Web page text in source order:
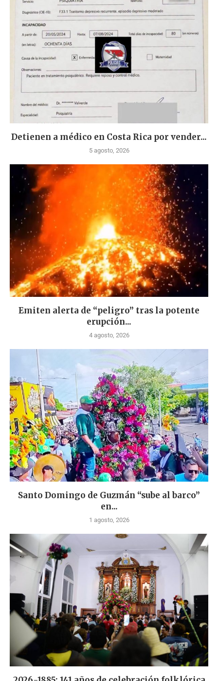
Detienen a médico en Costa Rica por vender...
5 agosto, 2026
Emiten alerta de “peligro” tras la potente
erupción...
4 agosto, 2026
Santo Domingo de Guzmán “sube al barco”
en...
1 agosto, 2026